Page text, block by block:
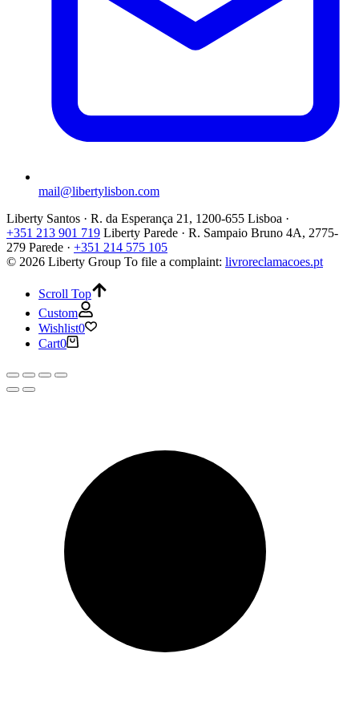
mail@libertylisbon.com
Liberty Santos · R. da Esperança 21, 1200-655 Lisboa ·
+351 213 901 719 Liberty Parede · R. Sampaio Bruno 4A, 2775-
279 Parede · +351 214 575 105
© 2026 Liberty Group To file a complaint: livroreclamacoes.pt
Scroll Top
Custom
Wishlist0
Cart0